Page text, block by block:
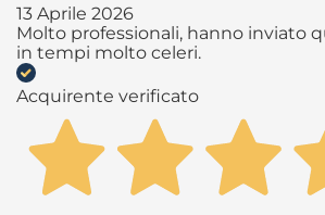
13 Aprile 2026
Molto professionali, hanno inviato
in tempi molto celeri.
Acquirente verificato